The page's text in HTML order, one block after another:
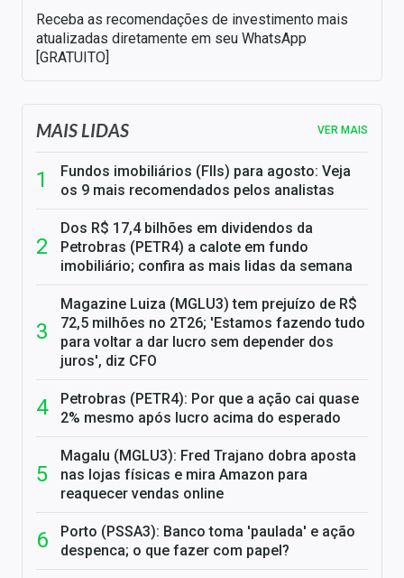
Receba as recomendações de investimento mais
atualizadas diretamente em seu WhatsApp
[GRATUITO]
MAIS LIDAS VER MAIS
Fundos imobiliários (FIIs) para agosto: Veja
os 9 mais recomendados pelos analistas
Dos R$ 17,4 bilhões em dividendos da
Petrobras (PETR4) a calote em fundo
imobiliário; confira as mais lidas da semana
Magazine Luiza (MGLU3) tem prejuízo de R$
72,5 milhões no 2T26; 'Estamos fazendo tudo
para voltar a dar lucro sem depender dos
juros', diz CFO
Petrobras (PETR4): Por que a ação cai quase
2% mesmo após lucro acima do esperado
Magalu (MGLU3): Fred Trajano dobra aposta
nas lojas físicas e mira Amazon para
reaquecer vendas online
Porto (PSSA3): Banco toma 'paulada' e ação
despenca; o que fazer com papel?